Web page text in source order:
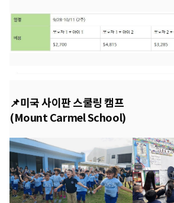
📌미국 사이판 스쿨링 캠프
(Mount Carmel School)